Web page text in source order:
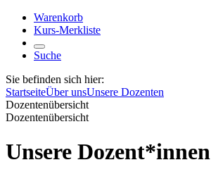
Warenkorb
Kurs-Merkliste
Suche
Sie befinden sich hier:
StartseiteÜber unsUnsere Dozenten
Dozentenübersicht
Dozentenübersicht
Unsere Dozent*innen